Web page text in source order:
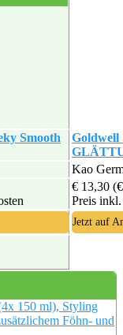
Smooth
‎Kao
€ 13,30
Preis
Jetzt auf
150 ml), Styling
Föhn- und